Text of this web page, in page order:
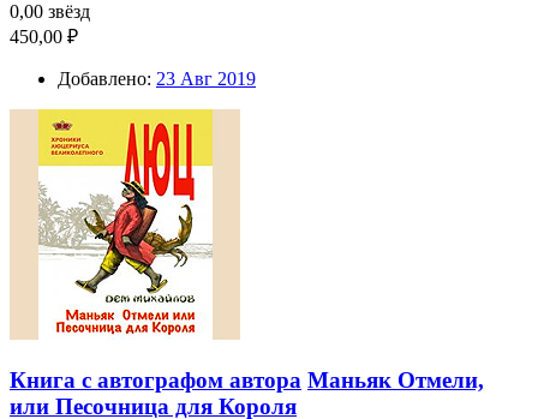
0,00 звёзд
450,00 ₽
Добавлено: 23 Авг 2019
Книга с автографом автора Маньяк Отмели,
или Песочница для Короля